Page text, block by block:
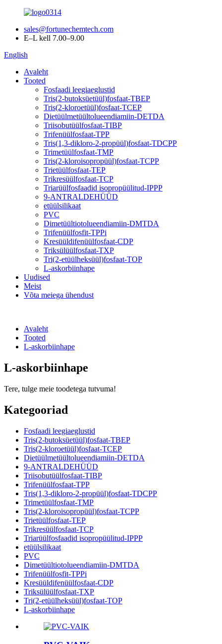
sales@fortunechemtech.com
E–L kell 7.00–9.00
English
Avaleht
Tooted
Fosfaadi leegiaeglustid
Tris(2-butoksüetüül)fosfaat-TBEP
Tris(2-kloroetüül)fosfaat-TCEP
Dietüülmetüültolueendiamiin-DETDA
Triisobutüülfosfaat-TIBP
Trifenüülfosfaat-TPP
Tris(1,3-dikloro-2-propüül)fosfaat-TDCPP
Trimetüülfosfaat-TMP
Tris(2-kloroisopropüül)fosfaat-TCPP
Trietüülfosfaat-TEP
Trikresüülfosfaat-TCP
Triarüülfosfaadid isopropüülitud-IPPP
9-ANTRALDEHÜÜD
etüülsilikaat
PVC
Dimetüültiotolueendiamiin-DMTDA
Trifenüülfosfit-TPPi
Kresüüldifenüülfosfaat-CDP
Triksülüülfosfaat-TXP
Tri(2-etüülheksüül)fosfaat-TOP
L-askorbiinhape
Uudised
Meist
Võta meiega ühendust
Avaleht
Tooted
L-askorbiinhape
L-askorbiinhape
Tere, tulge meie toodetega tutvuma!
Kategooriad
Fosfaadi leegiaeglustid
Tris(2-butoksüetüül)fosfaat-TBEP
Tris(2-kloroetüül)fosfaat-TCEP
Dietüülmetüültolueendiamiin-DETDA
9-ANTRALDEHÜÜD
Triisobutüülfosfaat-TIBP
Trifenüülfosfaat-TPP
Tris(1,3-dikloro-2-propüül)fosfaat-TDCPP
Trimetüülfosfaat-TMP
Tris(2-kloroisopropüül)fosfaat-TCPP
Trietüülfosfaat-TEP
Trikresüülfosfaat-TCP
Triarüülfosfaadid isopropüülitud-IPPP
etüülsilikaat
PVC
Dimetüültiotolueendiamiin-DMTDA
Trifenüülfosfit-TPPi
Kresüüldifenüülfosfaat-CDP
Triksülüülfosfaat-TXP
Tri(2-etüülheksüül)fosfaat-TOP
L-askorbiinhape